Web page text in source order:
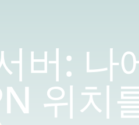
안전하
모든 기능
의 초고속
입니다.
안전한 비밀
호 관리와
버: 나
위치